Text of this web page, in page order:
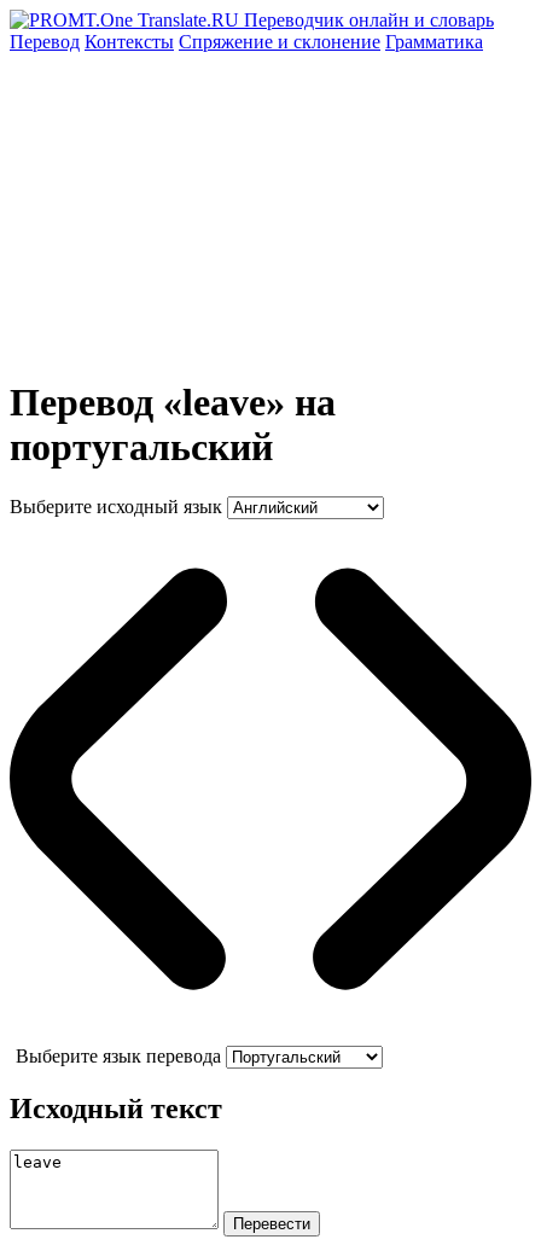
Перевод Контексты Спряжение и склонение Грамматика
Перевод «leave» на
португальский
Выберите исходный язык
Выберите язык перевода
Исходный текст